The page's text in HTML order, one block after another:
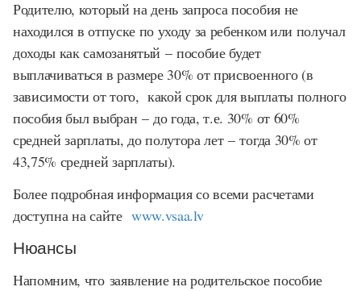
Родителю, который на день запроса пособия не
находился в отпуске по уходу за ребенком или получал
доходы как самозанятый – пособие будет
выплачиваться в размере 30% от присвоенного (в
зависимости от того, какой срок для выплаты полного
пособия был выбран – до года, т.е. 30% от 60%
средней зарплаты, до полутора лет – тогда 30% от
43,75% средней зарплаты).
Более подробная информация со всеми расчетами
доступна на сайте www.vsaa.lv
Нюансы
Напомним, что заявление на родительское пособие